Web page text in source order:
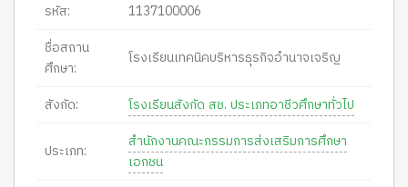
รหัส:
1137100006
ชื่อสถาน
ศึกษา:
โรงเรียนเทคนิคบริหารธุรกิจอำนาจเจริญ
สังกัด: โรงเรียนสังกัด สช. ประเภทอาชีวศึกษาทั่วไป
ประเภท:
สำนักงานคณะกรรมการส่งเสริมการศึกษา
เอกชน